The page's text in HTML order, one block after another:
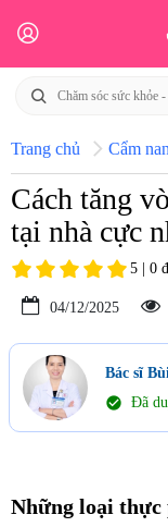
Trang chủ Cẩm
Cách tăng
tại nhà cực
5 | 0
04/12/2025
Bác sĩ
check_circle Đã
Những loại thực